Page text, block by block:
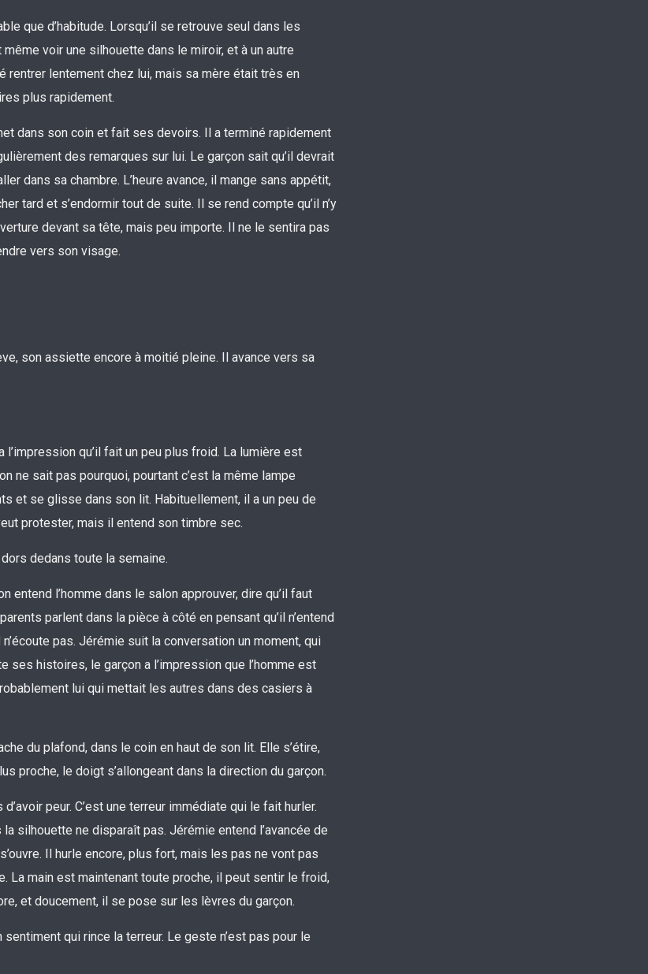
que d’habitude. Lorsqu’il se retrouve seul dans les
voir une silhouette dans le miroir, et à un autre
rentrer lentement chez lui, mais sa mère était très en
plus rapidement.
dans son coin et fait ses devoirs. Il a terminé rapidement
des remarques sur lui. Le garçon sait qu’il devrait
dans sa chambre. L’heure avance, il mange sans appétit,
tard et s’endormir tout de suite. Il se rend compte qu’il n’y
devant sa tête, mais peu importe. Il ne le sentira pas
vers son visage.
son assiette encore à moitié pleine. Il avance vers sa
l’impression qu’il fait un peu plus froid. La lumière est
ne sait pas pourquoi, pourtant c’est la même lampe
et se glisse dans son lit. Habituellement, il a un peu de
protester, mais il entend son timbre sec.
dedans toute la semaine.
l’homme dans le salon approuver, dire qu’il faut
parlent dans la pièce à côté en pensant qu’il n’entend
pas. Jérémie suit la conversation un moment, qui
ses histoires, le garçon a l’impression que l’homme est
lui qui mettait les autres dans des casiers à
du plafond, dans le coin en haut de son lit. Elle s’étire,
proche, le doigt s’allongeant dans la direction du garçon.
peur. C’est une terreur immédiate qui le fait hurler.
silhouette ne disparaît pas. Jérémie entend l’avancée de
Il hurle encore, plus fort, mais les pas ne vont pas
La main est maintenant toute proche, il peut sentir le froid,
et doucement, il se pose sur les lèvres du garçon.
qui rince la terreur. Le geste n’est pas pour le